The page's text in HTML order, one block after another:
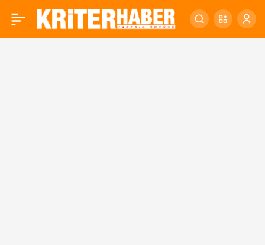
Türkiye’de NATO Algısı 0